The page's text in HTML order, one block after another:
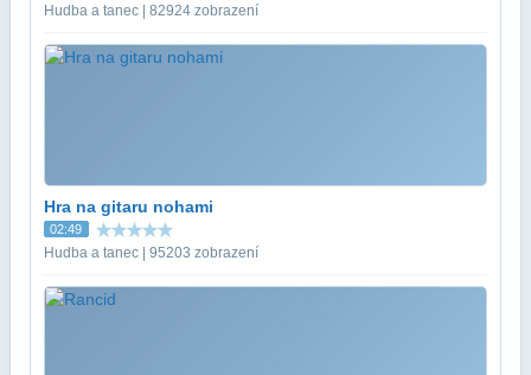
Hudba a tanec | 82924 zobrazení
Hra na gitaru nohami
02:49
Hudba a tanec | 95203 zobrazení